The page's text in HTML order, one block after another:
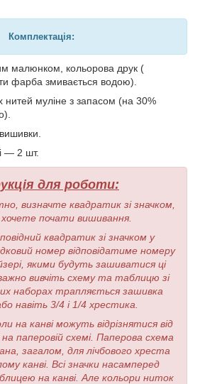
Комплектація:
малюнком, кольорова друк (
фарба змивається водою).
нитей муліне з запасом (на 30%
— 2 шт.
для роботи:
визначте квадратик зі значком,
хочете почати вишивання.
квадратик зі значком у
номер відповідатиме номеру
якими будуть зашиватися ці
вивчіть схему та таблицю зі
наборах трапляється зашивка
навіть 3/4 і 1/4 хрестика.
на канві можуть відрізнятися від
паперовій схемі. Паперова схема
загалом, для лічбового хреста
канві. Всі значки насамперед
на канві. Але кольори ниток